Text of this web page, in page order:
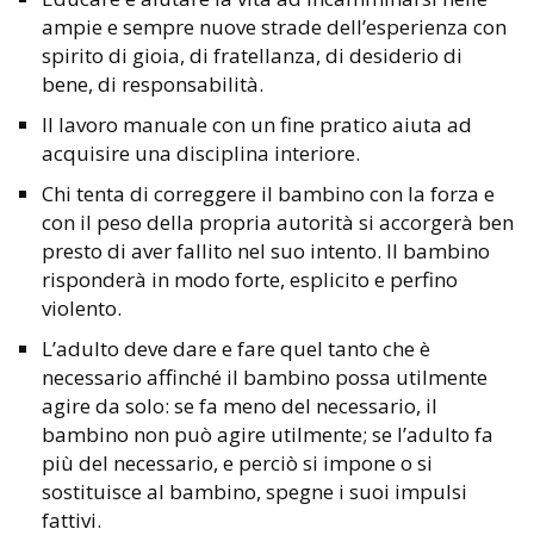
ampie e sempre nuove strade dell’esperienza con
spirito di gioia, di fratellanza, di desiderio di
bene, di responsabilità.
Il lavoro manuale con un fine pratico aiuta ad
acquisire una disciplina interiore.
Chi tenta di correggere il bambino con la forza e
con il peso della propria autorità si accorgerà ben
presto di aver fallito nel suo intento. Il bambino
risponderà in modo forte, esplicito e perfino
violento.
L’adulto deve dare e fare quel tanto che è
necessario affinché il bambino possa utilmente
agire da solo: se fa meno del necessario, il
bambino non può agire utilmente; se l’adulto fa
più del necessario, e perciò si impone o si
sostituisce al bambino, spegne i suoi impulsi
fattivi.